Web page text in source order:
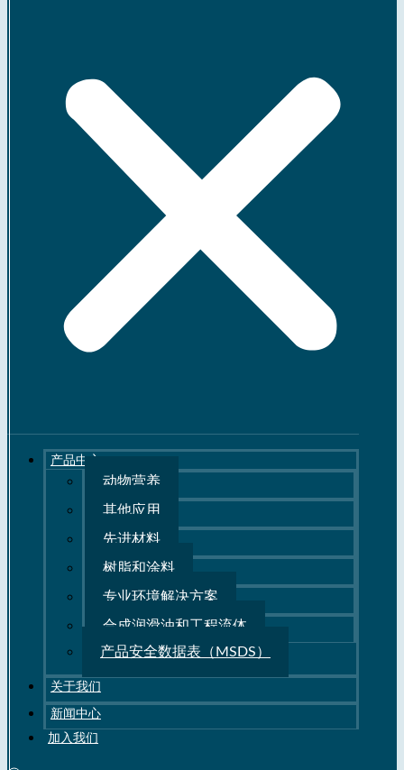
产品中心
动物营养
其他应用
先进材料
树脂和涂料
专业环境解决方案
合成润滑油和工程流体
产品安全数据表（MSDS）
关于我们
新闻中心
加入我们